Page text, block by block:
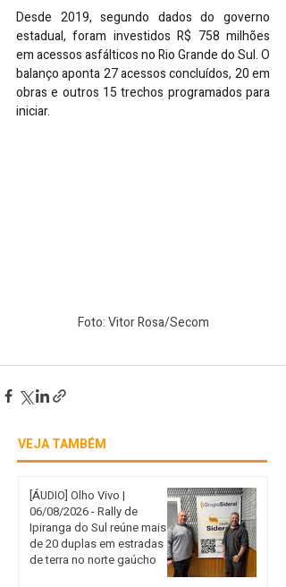
Desde 2019, segundo dados do governo
estadual, foram investidos R$ 758 milhões
em acessos asfálticos no Rio Grande do Sul. O
balanço aponta 27 acessos concluídos, 20 em
obras e outros 15 trechos programados para
iniciar.
Foto: Vitor Rosa/Secom
VEJA TAMBÉM
[ÁUDIO] Olho Vivo |
06/08/2026 - Rally de
Ipiranga do Sul reúne mais
de 20 duplas em estradas
de terra no norte gaúcho